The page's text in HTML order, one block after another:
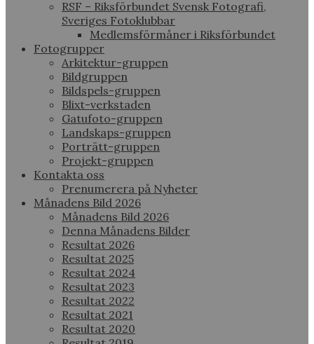
RSF – Riksförbundet Svensk Fotografi,
Sveriges Fotoklubbar
Medlemsförmåner i Riksförbundet
Fotogrupper
Arkitektur-gruppen
Bildgruppen
Bildspels-gruppen
Blixt-verkstaden
Gatufoto-gruppen
Landskaps-gruppen
Porträtt-gruppen
Projekt-gruppen
Kontakta oss
Prenumerera på Nyheter
Månadens Bild 2026
Månadens Bild 2026
Denna Månadens Bilder
Resultat 2026
Resultat 2025
Resultat 2024
Resultat 2023
Resultat 2022
Resultat 2021
Resultat 2020